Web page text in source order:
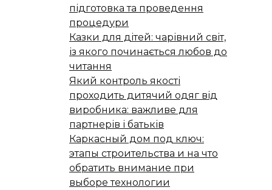
підготовка та проведення
процедури
Казки для дітей: чарівний світ,
із якого починається любов до
читання
Який контроль якості
проходить дитячий одяг від
виробника: важливе для
партнерів і батьків
Каркасный дом под ключ:
этапы строительства и на что
обратить внимание при
выборе технологии